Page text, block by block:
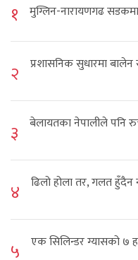
१ मुग्लिन-नारायणगढ
२ प्रशासनिक सुधारमा बालेन
३ बेलायतका नेपालीले पनि
४ ढिलो होला तर, गलत हुँदैन
५ एक सिलिन्डर ग्यासको ७